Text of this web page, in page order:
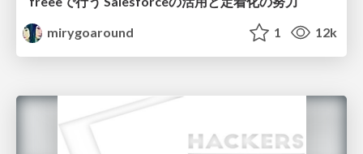
mirygoaround
1 12k